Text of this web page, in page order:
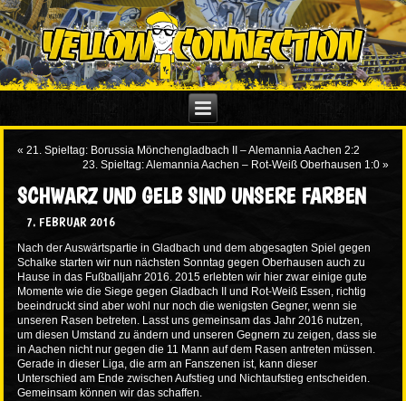
«21. Spieltag: Borussia Mönchengladbach II – Alemannia Aachen 2:2
23. Spieltag: Alemannia Aachen – Rot-Weiß Oberhausen 1:0»
SCHWARZ UND GELB SIND UNSERE FARBEN
7. FEBRUAR 2016
Nach der Auswärtspartie in Gladbach und dem abgesagten Spiel gegen
Schalke starten wir nun nächsten Sonntag gegen Oberhausen auch zu
Hause in das Fußballjahr 2016. 2015 erlebten wir hier zwar einige gute
Momente wie die Siege gegen Gladbach II und Rot-Weiß Essen, richtig
beeindruckt sind aber wohl nur noch die wenigsten Gegner, wenn sie
unseren Rasen betreten. Lasst uns gemeinsam das Jahr 2016 nutzen,
um diesen Umstand zu ändern und unseren Gegnern zu zeigen, dass sie
in Aachen nicht nur gegen die 11 Mann auf dem Rasen antreten müssen.
Gerade in dieser Liga, die arm an Fanszenen ist, kann dieser
Unterschied am Ende zwischen Aufstieg und Nichtaufstieg entscheiden.
Gemeinsam können wir das schaffen.